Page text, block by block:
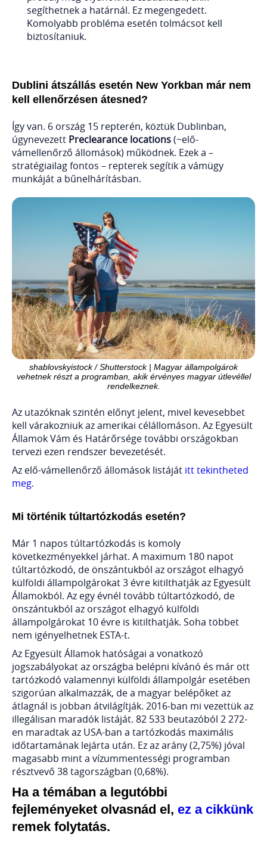
segíthetnek a határnál. Ez megengedett.
Komolyabb probléma esetén tolmácsot kell
biztosítaniuk.
Dublini átszállás esetén New Yorkban már nem
kell ellenőrzésen átesned?
Így van. 6 ország 15 repterén, köztük Dublinban,
úgynevezett Preclearance locations(~elő-
vámellenőrző állomások) működnek. Ezek a –
stratégiailag fontos – repterek segítik a vámügy
munkáját a bűnelhárításban.
shablovskyistock / Shutterstock | Magyar állampolgárok
vehetnek részt a programban, akik érvényes magyar útlevéllel
rendelkeznek.
Az utazóknak szintén előnyt jelent, mivel kevesebbet
kell várakozniuk az amerikai célállomáson. Az Egyesült
Államok Vám és Határőrsége további országokban
tervezi ezen rendszer bevezetését.
Az elő-vámellenőrző állomások listáját itt tekintheted
meg.
Mi történik túltartózkodás esetén?
Már 1 napos túltartózkodás is komoly
következményekkel járhat. A maximum 180 napot
túltartózkodó, de önszántukból az országot elhagyó
külföldi állampolgárokat 3 évre kitilthatják az Egyesült
Államokból. Az egy évnél tovább túltartózkodó, de
önszántukból az országot elhagyó külföldi
állampolgárokat 10 évre is kitilthatják. Soha többet
nem igényelhetnek ESTA-t.
Az Egyesült Államok hatóságai a vonatkozó
jogszabályokat az országba belépni kívánó és már ott
tartózkodó valamennyi külföldi állampolgár esetében
szigorúan alkalmazzák, de a magyar belépőket az
átlagnál is jobban átvilágítják. 2016-ban mi vezettük az
illegálisan maradók listáját. 82 533 beutazóból 2 272-
en maradtak az USA-ban a tartózkodás maximális
időtartamának lejárta után. Ez az arány (2,75%) jóval
magasabb mint a vízummentességi programban
résztvevő 38 tagországban (0,68%).
Ha a témában a legutóbbi
fejleményeket olvasnád el, ez a cikkünk
remek folytatás.